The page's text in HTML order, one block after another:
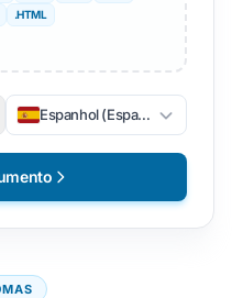
.HTML
Espanhol (Espanhol)